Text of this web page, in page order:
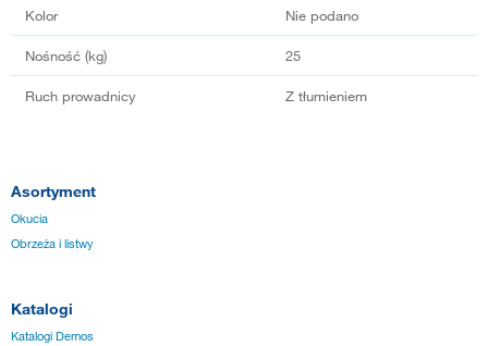
Kolor Nie podano
Nośność (kg) 25
Ruch prowadnicy Z tłumieniem
Asortyment
Okucia
Obrzeża i listwy
Katalogi
Katalogi Demos